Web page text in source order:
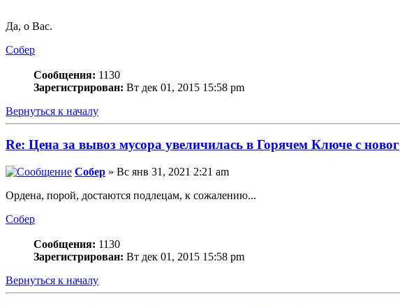
Да, о Вас.
Собер
Сообщения: 1130
Зарегистрирован: Вт дек 01, 2015 15:58 pm
Вернуться к началу
Re: Цена за вывоз мусора увеличилась в Горячем Ключе с новог
Собер » Вс янв 31, 2021 2:21 am
Ордена, порой, достаются подлецам, к сожалению...
Собер
Сообщения: 1130
Зарегистрирован: Вт дек 01, 2015 15:58 pm
Вернуться к началу